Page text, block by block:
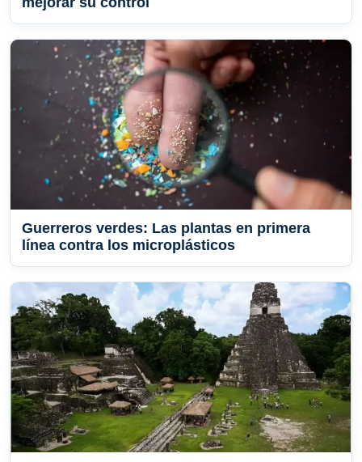
Guerreros verdes: Las plantas en primera
línea contra los microplásticos